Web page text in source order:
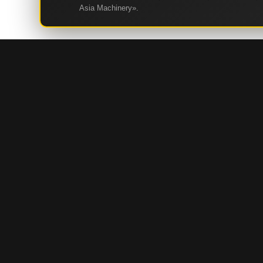
Asia Machinery».